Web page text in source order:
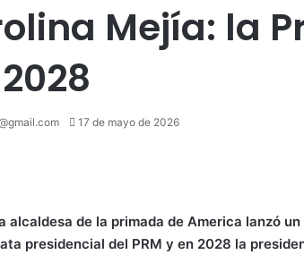
Mejía: la
Send17 de mayo de 2026
alcaldesa de la primada de America lanzó
presidencial del PRM y en 2028 la